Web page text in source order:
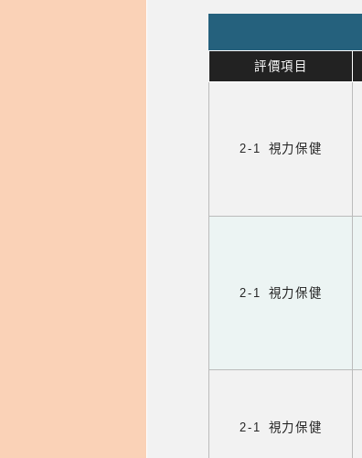
評價項目
2-1 視力保健
2-1 視力保健
2-1 視力保健